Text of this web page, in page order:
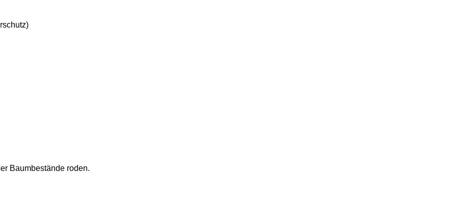
Baumbestände roden.